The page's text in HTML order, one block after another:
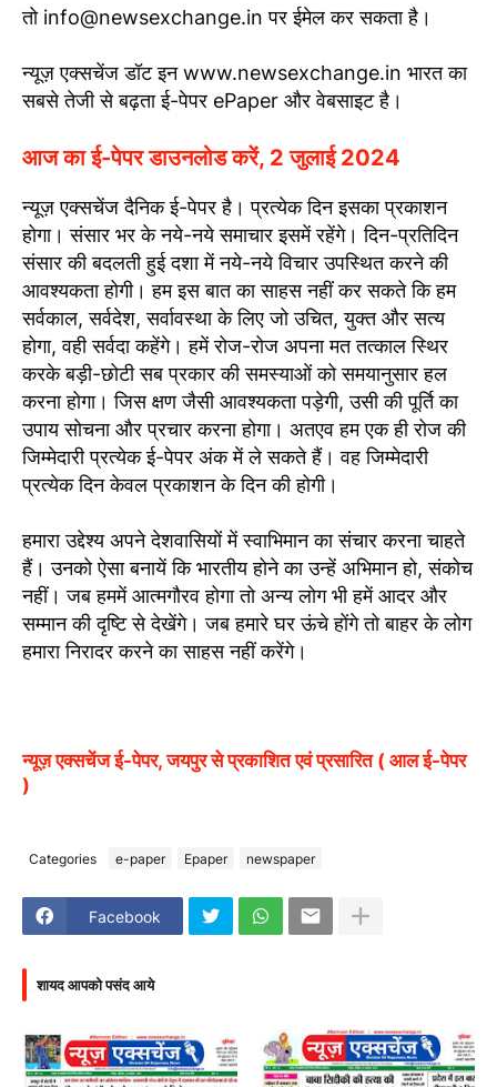
तो info@newsexchange.in पर ईमेल कर सकता है।
न्यूज़ एक्सचेंज डॉट इन www.newsexchange.in भारत का
सबसे तेजी से बढ़ता ई-पेपर ePaper और वेबसाइट है।
आज का ई-पेपर डाउनलोड करें, 2 जुलाई 2024
न्यूज़ एक्सचेंज दैनिक ई-पेपर है। प्रत्येक दिन इसका प्रकाशन
होगा। संसार भर के नये-नये समाचार इसमें रहेंगे। दिन-प्रतिदिन
संसार की बदलती हुई दशा में नये-नये विचार उपस्थित करने की
आवश्यकता होगी। हम इस बात का साहस नहीं कर सकते कि हम
सर्वकाल, सर्वदेश, सर्वावस्था के लिए जो उचित, युक्त और सत्य
होगा, वही सर्वदा कहेंगे। हमें रोज-रोज अपना मत तत्काल स्थिर
करके बड़ी-छोटी सब प्रकार की समस्याओं को समयानुसार हल
करना होगा। जिस क्षण जैसी आवश्यकता पड़ेगी, उसी की पूर्ति का
उपाय सोचना और प्रचार करना होगा। अतएव हम एक ही रोज की
जिम्मेदारी प्रत्येक ई-पेपर अंक में ले सकते हैं। वह जिम्मेदारी
प्रत्येक दिन केवल प्रकाशन के दिन की होगी।
हमारा उद्देश्य अपने देशवासियों में स्वाभिमान का संचार करना चाहते
हैं। उनको ऐसा बनायें कि भारतीय होने का उन्हें अभिमान हो, संकोच
नहीं। जब हममें आत्मगौरव होगा तो अन्य लोग भी हमें आदर और
सम्मान की दृष्टि से देखेंगे। जब हमारे घर ऊंचे होंगे तो बाहर के लोग
हमारा निरादर करने का साहस नहीं करेंगे।
न्यूज़ एक्सचेंज ई-पेपर, जयपुर से प्रकाशित एवं प्रसारित ( आल ई-पेपर
)
Categories e-paper Epaper newspaper
Facebook
शायद आपको पसंद आये